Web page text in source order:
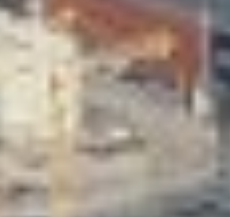
Taideapteekki
Kirjasto
Valon Kaupunki
Lasten Lysti & LystiKylä-festivaali